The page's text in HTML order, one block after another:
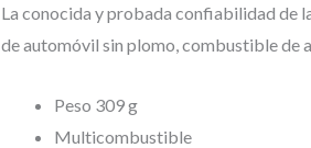
La conocida y probada confiabilidad de
de automóvil sin plomo, combustible de
Peso 309 g
Multicombustible